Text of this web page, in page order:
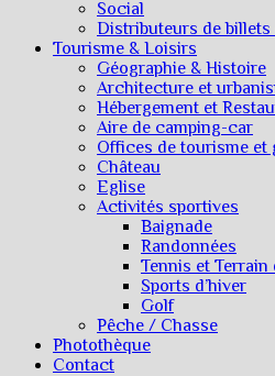
Social
Distributeurs de billets
Tourisme & Loisirs
Géographie & Histoire
Architecture et
Hébergement et
Aire de camping-car
Offices de tourisme et
Château
Eglise
Activités sportives
Baignade
Randonnées
Tennis et Terrain
Sports d’hiver
Golf
Pêche / Chasse
Photothèque
Contact